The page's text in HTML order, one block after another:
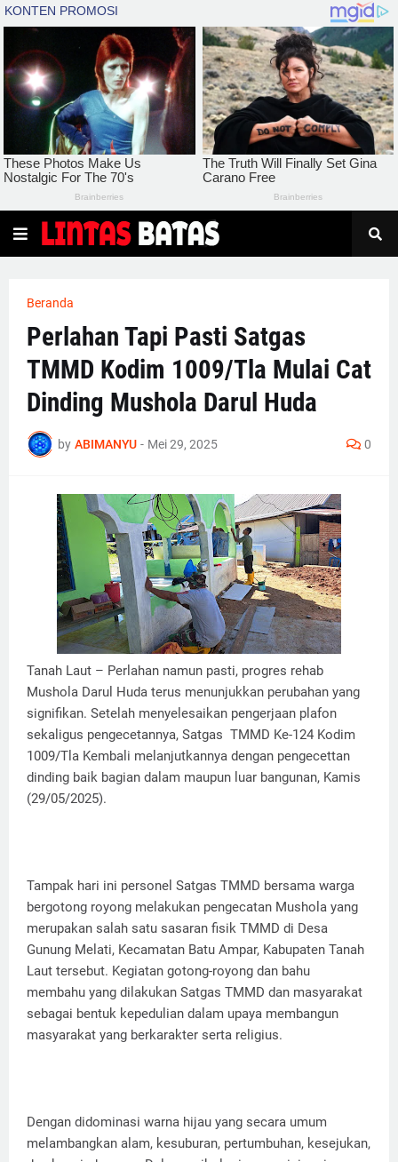
Beranda
Perlahan Tapi Pasti Satgas
TMMD Kodim 1009/Tla Mulai Cat
Dinding Mushola Darul Huda
by ABIMANYU - Mei 29, 2025 0
Tanah Laut – Perlahan namun pasti, progres rehab
Mushola Darul Huda terus menunjukkan perubahan yang
signifikan. Setelah menyelesaikan pengerjaan plafon
sekaligus pengecetannya, Satgas TMMD Ke-124 Kodim
1009/Tla Kembali melanjutkannya dengan pengecettan
dinding baik bagian dalam maupun luar bangunan, Kamis
(29/05/2025).
Tampak hari ini personel Satgas TMMD bersama warga
bergotong royong melakukan pengecatan Mushola yang
merupakan salah satu sasaran fisik TMMD di Desa
Gunung Melati, Kecamatan Batu Ampar, Kabupaten Tanah
Laut tersebut. Kegiatan gotong-royong dan bahu
membahu yang dilakukan Satgas TMMD dan masyarakat
sebagai bentuk kepedulian dalam upaya membangun
masyarakat yang berkarakter serta religius.
Dengan didominasi warna hijau yang secara umum
melambangkan alam, kesuburan, pertumbuhan, kesejukan,